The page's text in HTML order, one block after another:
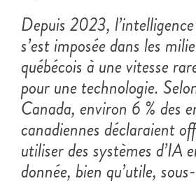
Depuis 2023,
s’est imposée dans les
québécois à une vitesse
pour une technologie.
Canada, environ 6 % des
canadiennes déclaraient
utiliser des systèmes
donnée, bien qu’utile,